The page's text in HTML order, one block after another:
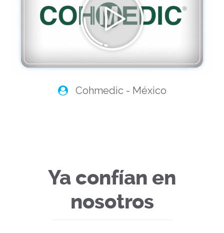
Cohmedic - México
Ya confían en
nosotros